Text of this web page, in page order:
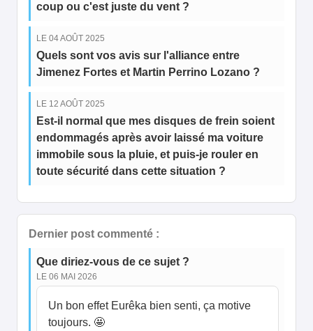
coup ou c'est juste du vent ?
LE 04 AOÛT 2025
Quels sont vos avis sur l'alliance entre
Jimenez Fortes et Martin Perrino Lozano ?
LE 12 AOÛT 2025
Est-il normal que mes disques de frein soient
endommagés après avoir laissé ma voiture
immobile sous la pluie, et puis-je rouler en
toute sécurité dans cette situation ?
Dernier post commenté :
Que diriez-vous de ce sujet ?
LE 06 MAI 2026
Un bon effet Eurêka bien senti, ça motive
toujours. 🤩